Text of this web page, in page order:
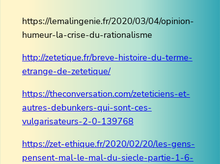
https://lemalingenie.fr/2020/03/04/opinion-
humeur-la-crise-du-rationalisme
http://zetetique.fr/breve-histoire-du-terme-
etrange-de-zetetique/
https://theconversation.com/zeteticiens-et-
autres-debunkers-qui-sont-ces-
vulgarisateurs-2-0-139768
https://zet-ethique.fr/2020/02/20/les-gens-
pensent-mal-le-mal-du-siecle-partie-1-6-